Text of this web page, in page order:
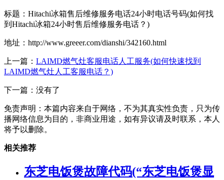
标题：Hitachi冰箱售后维修服务电话24小时电话号码(如何找
到Hitachi冰箱24小时售后维修服务电话？)
地址：http://www.greeer.com/dianshi/342160.html
上一篇： LAIMD燃气灶客服电话人工服务(如何快速找到
LAIMD燃气灶人工客服电话？)
下一篇：没有了
免责声明：本篇内容来自于网络，不为其真实性负责，只为传
播网络信息为目的，非商业用途，如有异议请及时联系，本人
将予以删除。
相关推荐
东芝电饭煲故障代码(“东芝电饭煲显